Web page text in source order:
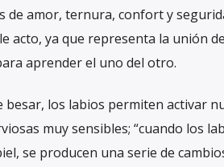
amor, ternura, confort y
acto, ya que representa la unión
aprender el uno del otro.
besar, los labios permiten activar
muy sensibles; “cuando los
se producen una serie de